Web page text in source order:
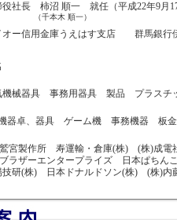
役社長 柿沼 順一 就任（平成22年9月
（千本木 順一）
オー信用金庫うえはす支店 群馬銀
機械器具 事務用器具 製品 プラス
器卓、器具 ゲーム機 事務機器 板
宮製作所 寿運輸・倉庫(株) (株)成
ラザーエンタープライズ 日本ぱち
技研(株) 日本ドナルドソン(株) (株)